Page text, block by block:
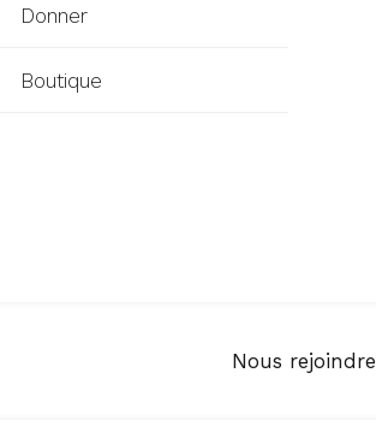
Donner
Boutique
Nous rejoindre